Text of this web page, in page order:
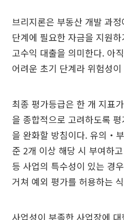
브리지론은 부동산 개발 과
단계에 필요한 자금을 지원
고수익 대출을 의미한다. 아
어려운 초기 단계라 위험성이
최종 평가등급은 한 개 지표
을 종합적으로 고려하도록
을 완화할 방침이다. 유의‧
준 2개 이상 해당 시 부여하
등 사업의 특수성이 있는 경
거쳐 예외 평가를 허용하는
사업성이 부족한 사업장에